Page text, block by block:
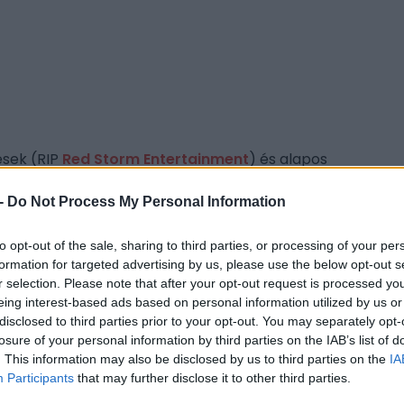
Do Not Process My Personal Information
opt-out of the sale, sharing to third parties, or processing of your
for targeted advertising by us, please use the below opt-out
selection. Please note that after your opt-out request is processed
interest-based ads based on personal information utilized by us
to third parties prior to your opt-out. You may separately
of your personal information by third parties on the IAB’s list of
This information may also be disclosed by us to third parties on the
Participants that may further disclose it to other third parties.
(RIP Red Storm Entertainment) és alapos
csapat, azért már pislákol a fény az alagút
Heroes of Might and Magic: Olden Era
az idénúj DLC-velés egy vadiúj
2isremek egészségnek örvend, a július
tűnőAssassin's Creed Black Flag
de mi a helyzet a következő esztendőkkel?
a cég legfrissebbpénzügyi jelentéséből, ami
a 2027-ben és 2028-ban esedékes
nagyjából be tudjuk lőni, hogy mire